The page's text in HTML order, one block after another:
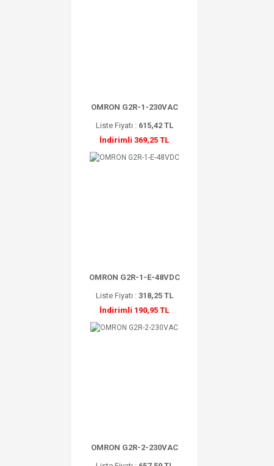
OMRON G2R-1-230VAC
Liste Fiyatı : 615,42 TL
İndirimli 369,25 TL
OMRON G2R-1-E-48VDC
Liste Fiyatı : 318,25 TL
İndirimli 190,95 TL
OMRON G2R-2-230VAC